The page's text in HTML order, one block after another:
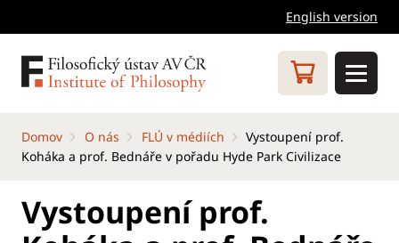
English version
Domov O nás FLÚ v médiích
Vystoupení prof.
Koháka a prof. Bednáře v pořadu Hyde Park Civilizace
Vystoupení prof.